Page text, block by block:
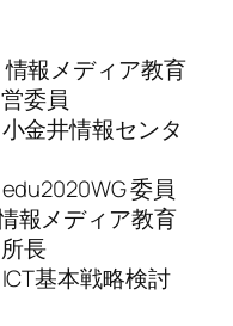
情報メディア教育
委員
金井情報センタ
委員
報メディア教育
長
基本戦略検討